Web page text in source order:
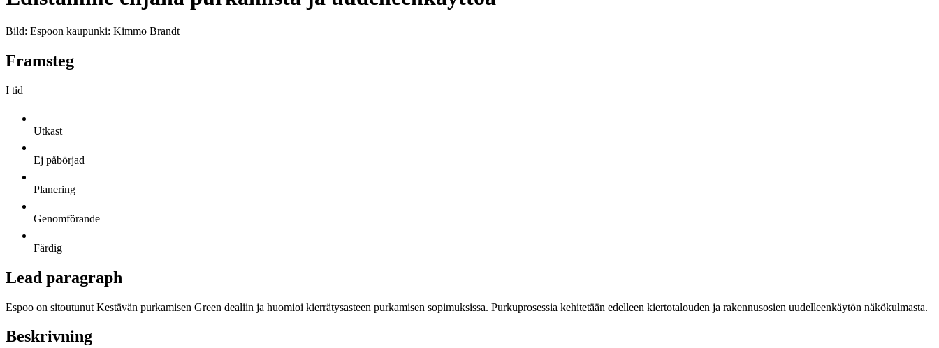
Bild: Espoon kaupunki: Kimmo Brandt
Framsteg
I tid
Utkast
Ej påbörjad
Planering
Genomförande
Färdig
Lead paragraph
Espoo on sitoutunut Kestävän purkamisen Green dealiin ja huomioi kierrätysasteen purkamisen sopimuksissa. Purkuprosessia kehitetään edelleen kiertotalouden ja rakennusosien uudelleenkäytön näkökulmasta.
Beskrivning